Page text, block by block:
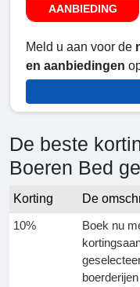
AANBIEDING
Meld u aan voor de
en aanbiedingen
De beste
Boeren Bed
Korting De
10%
Boek nu